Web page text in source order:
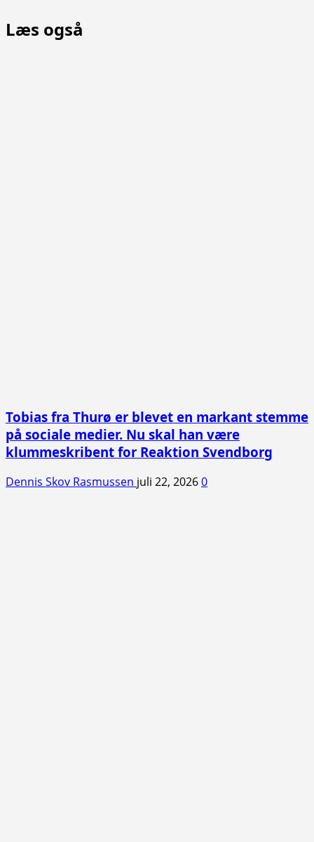
NØ
Svendborg
Læs også
Tobias fra Thurø er blevet en markant stemme
på sociale medier. Nu skal han være
klummeskribent for Reaktion Svendborg
Dennis Skov Rasmussen juli 22, 20260